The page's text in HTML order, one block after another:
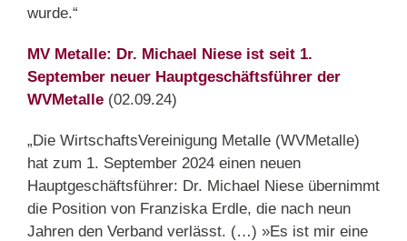
wurde.“
MV Metalle: Dr. Michael Niese ist seit 1.
September neuer Hauptgeschäftsführer der
WVMetalle (02.09.24)
„Die WirtschaftsVereinigung Metalle (WVMetalle)
hat zum 1. September 2024 einen neuen
Hauptgeschäftsführer: Dr. Michael Niese übernimmt
die Position von Franziska Erdle, die nach neun
Jahren den Verband verlässt. (…) »Es ist mir eine